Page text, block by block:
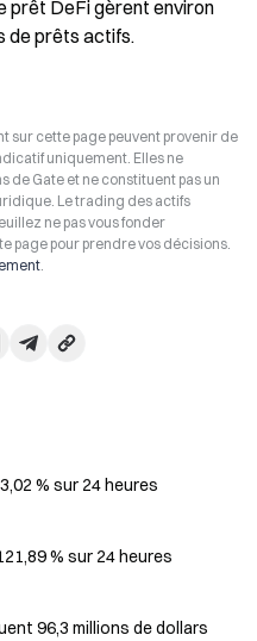
prêt DeFi gèrent environ
de prêts actifs.
sur cette page peuvent provenir de
uniquement. Elles ne
de Gate et ne constituent pas un
Le trading des actifs
ne pas vous fonder
page pour prendre vos décisions.
.
% sur 24 heures
% sur 24 heures
96,3 millions de dollars